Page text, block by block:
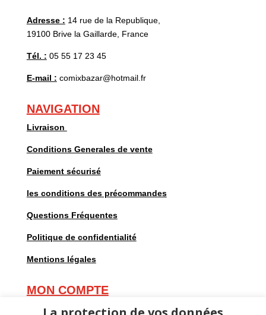
Adresse : 14 rue de la Republique,
19100 Brive la Gaillarde, France
Tél. : 05 55 17 23 45
E-mail : comixbazar@hotmail.fr
NAVIGATION
Livraison
Conditions Generales de vente
Paiement sécurisé
les conditions des précommandes
Questions Fréquentes
Politique de confidentialité
Mentions légales
MON COMPTE
Mes commandes